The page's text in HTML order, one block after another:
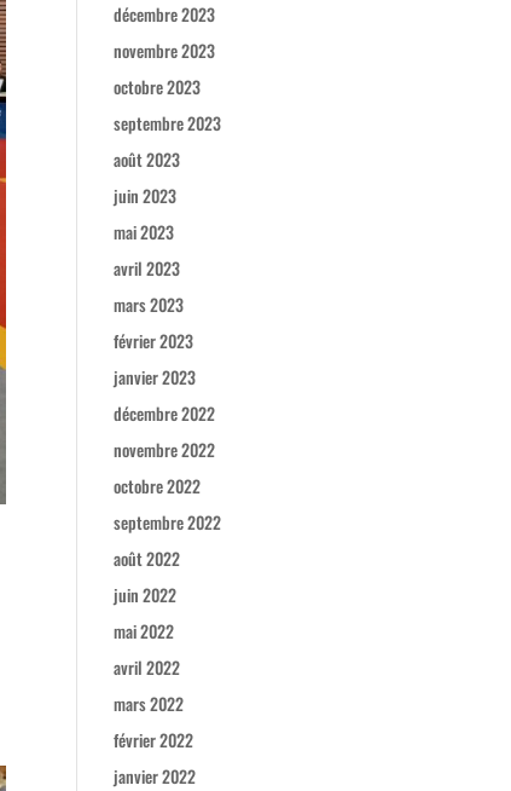
décembre 2023
novembre 2023
octobre 2023
septembre 2023
août 2023
juin 2023
mai 2023
avril 2023
mars 2023
février 2023
janvier 2023
décembre 2022
novembre 2022
octobre 2022
septembre 2022
août 2022
juin 2022
mai 2022
avril 2022
mars 2022
février 2022
janvier 2022